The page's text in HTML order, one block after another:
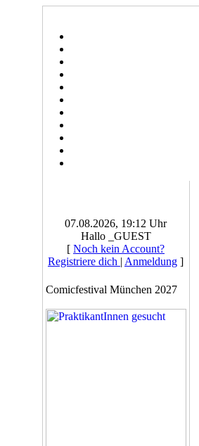
07.08.2026, 19:12 Uhr
Hallo _GUEST
[ Noch kein Account?
Registriere dich | Anmeldung ]
Comicfestival München 2027